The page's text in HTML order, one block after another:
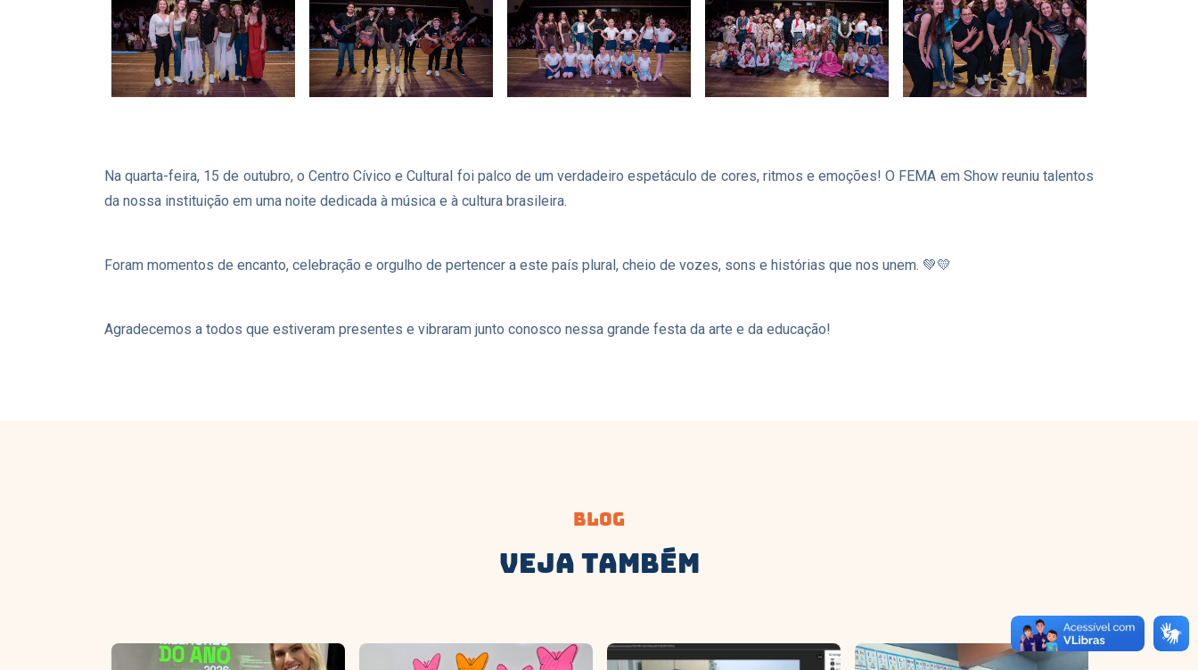
Na quarta-feira, 15 de outubro, o Centro Cívico e Cultural foi palco de um verdadeiro espetáculo de cores, ritmos e emoções! O FEMA em Show reuniu talentos
da nossa instituição em uma noite dedicada à música e à cultura brasileira.
Foram momentos de encanto, celebração e orgulho de pertencer a este país plural, cheio de vozes, sons e histórias que nos unem. 💚💛
Agradecemos a todos que estiveram presentes e vibraram junto conosco nessa grande festa da arte e da educação!
Blog
Veja Também